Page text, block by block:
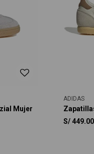
Mujer
ADIDAS
S/ 449.00